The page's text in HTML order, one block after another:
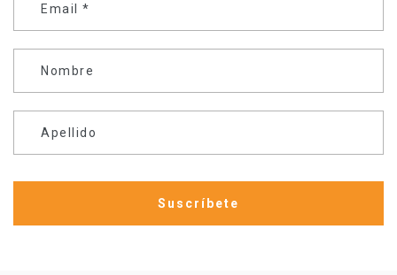
Email *
Nombre
Apellido